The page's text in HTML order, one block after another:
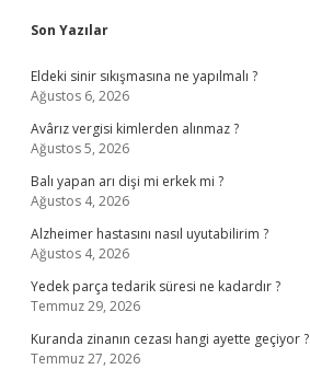
Sidebar
Son Yazılar
Eldeki sinir sıkışmasına ne yapılmalı ?
Ağustos 6, 2026
Avârız vergisi kimlerden alınmaz ?
Ağustos 5, 2026
Balı yapan arı dişi mi erkek mi ?
Ağustos 4, 2026
Alzheimer hastasını nasıl uyutabilirim ?
Ağustos 4, 2026
Yedek parça tedarik süresi ne kadardır ?
Temmuz 29, 2026
Kuranda zinanın cezası hangi ayette geçiyor ?
Temmuz 27, 2026